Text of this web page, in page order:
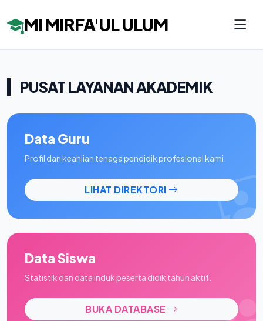
MI MIRFA'UL ULUM
PUSAT LAYANAN AKADEMIK
Data Guru
Profil dan keahlian tenaga pendidik profesional kami.
LIHAT DIREKTORI
Data Siswa
Statistik dan data induk peserta didik tahun aktif.
BUKA DATABASE